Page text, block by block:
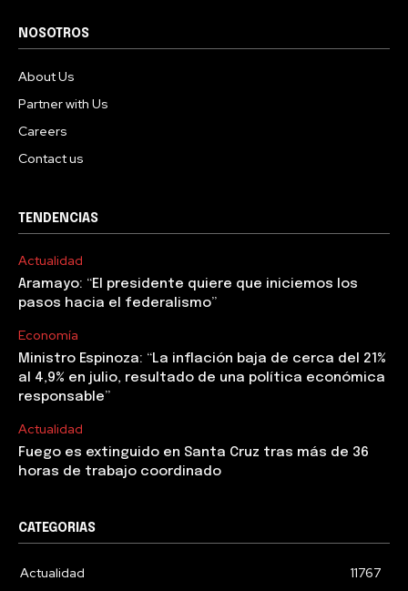
NOSOTROS
About Us
Partner with Us
Careers
Contact us
TENDENCIAS
Actualidad
Aramayo: “El presidente quiere que iniciemos los
pasos hacia el federalismo”
Economía
Ministro Espinoza: “La inflación baja de cerca del 21%
al 4,9% en julio, resultado de una política económica
responsable”
Actualidad
Fuego es extinguido en Santa Cruz tras más de 36
horas de trabajo coordinado
CATEGORIAS
Actualidad
11767